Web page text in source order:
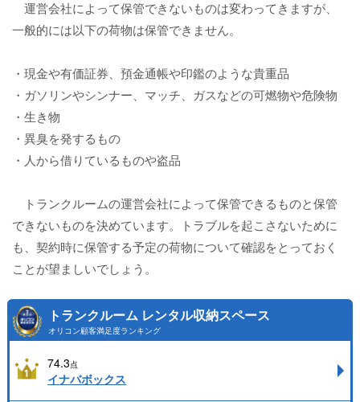
運営会社によって保管できないものは変わってきますが、
一般的には以下の荷物は保管できません。
・現金や有価証券、預金通帳や印鑑のような貴重品
・ガソリンやシンナー、マッチ、ガスなどの可燃物や危険物
・生き物
・異臭を発するもの
・人から借りているものや盗品
トランクルームの運営会社によって保管できるものと保管
できないものを決めています。トラブルを起こさないために
も、契約時に保管する予定の荷物について確認をとっておく
ことが望ましいでしょう。
トランクルーム レンタル収納スペース
オリコン顧客満足度ランキング
74.3点
イナバボックス